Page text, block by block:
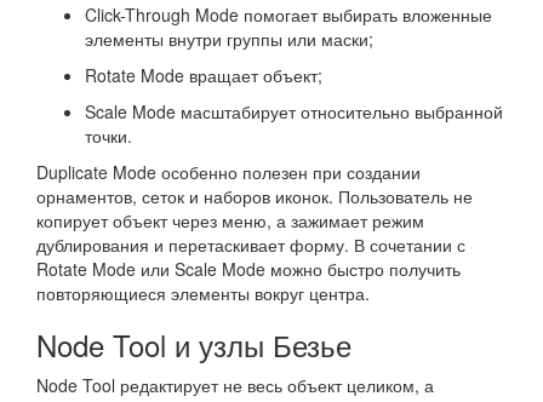
Click-Through Mode помогает выбирать вложенные
элементы внутри группы или маски;
Rotate Mode вращает объект;
Scale Mode масштабирует относительно выбранной
точки.
Duplicate Mode особенно полезен при создании
орнаментов, сеток и наборов иконок. Пользователь не
копирует объект через меню, а зажимает режим
дублирования и перетаскивает форму. В сочетании с
Rotate Mode или Scale Mode можно быстро получить
повторяющиеся элементы вокруг центра.
Node Tool и узлы Безье
Node Tool редактирует не весь объект целиком, а